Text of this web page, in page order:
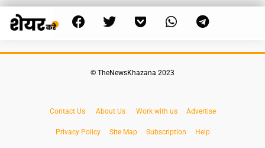
© TheNewsKhazana 2023
Contact Us About Us Work with us Advertise
Privacy Policy Site Map Subscription Help